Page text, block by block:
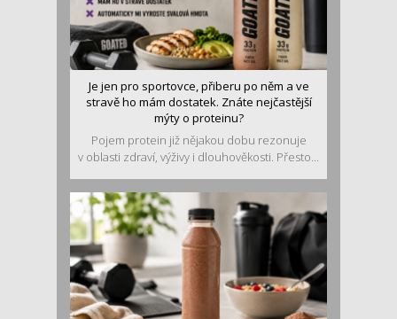
Je jen pro sportovce, přiberu po něm a ve
stravě ho mám dostatek. Znáte nejčastější
mýty o proteinu?
Pojem protein již nějakou dobu rezonuje
v oblasti zdraví, výživy i dlouhověkosti. Přesto...